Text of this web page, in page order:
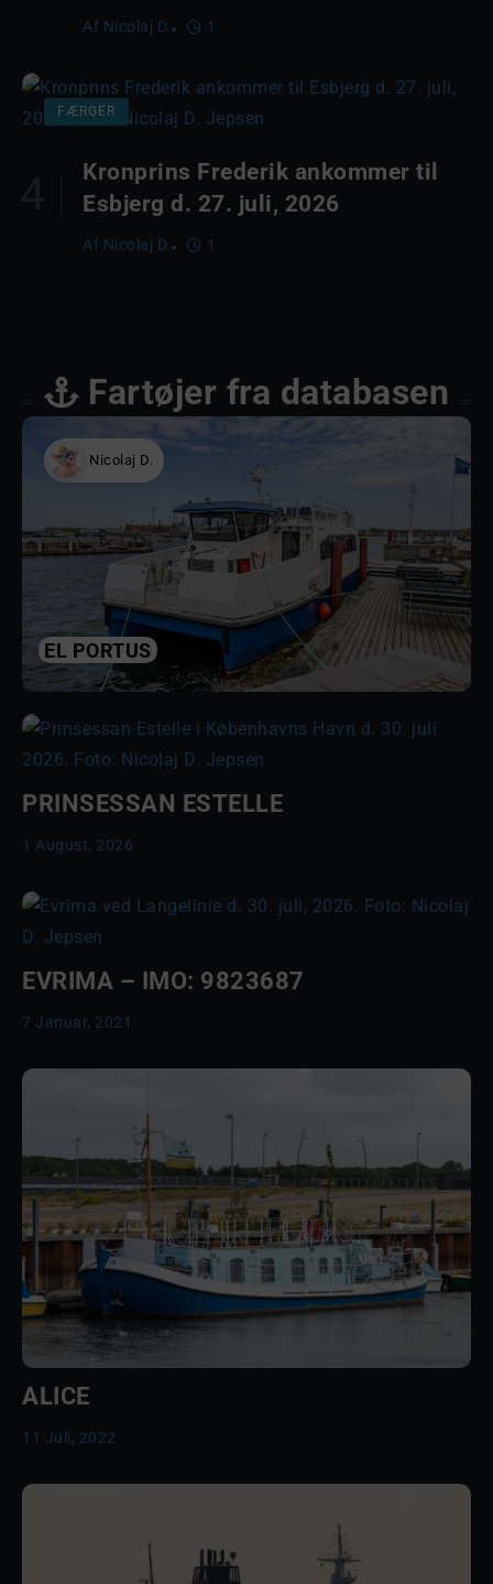
Af Nicolaj D. 1
FÆRGER
Kronprins Frederik ankommer til
Esbjerg d. 27. juli, 2026
Af Nicolaj D. 1
Fartøjer fra databasen
Nicolaj D.
EL PORTUS
PRINSESSAN ESTELLE
1 August, 2026
EVRIMA – IMO: 9823687
7 Januar, 2021
ALICE
11 Juli, 2022